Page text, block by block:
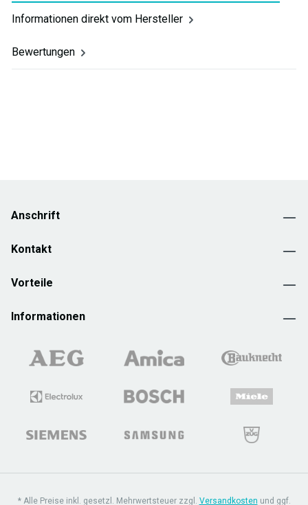
Informationen direkt vom Hersteller
Bewertungen
Anschrift
Kontakt
Vorteile
Informationen
* Alle Preise inkl. gesetzl. Mehrwertsteuer zzgl. Versandkosten und ggf.